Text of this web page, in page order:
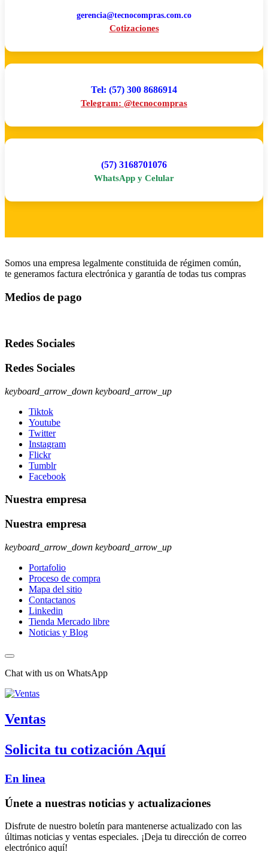
gerencia@tecnocompras.com.co
Cotizaciones
Tel: (57) 300 8686914
Telegram: @tecnocompras
(57) 3168701076
WhatsApp y Celular
Somos una empresa legalmente constituida de régimen común,
te generamos factura electrónica y garantía de todas tus compras
Medios de pago
Redes Sociales
Redes Sociales
keyboard_arrow_down keyboard_arrow_up
Tiktok
Youtube
Twitter
Instagram
Flickr
Tumblr
Facebook
Nuestra empresa
Nuestra empresa
keyboard_arrow_down keyboard_arrow_up
Portafolio
Proceso de compra
Mapa del sitio
Contactanos
Linkedin
Tienda Mercado libre
Noticias y Blog
Chat with us on WhatsApp
Ventas
Solicita tu cotización Aquí
En linea
Únete a nuestras noticias y actualizaciones
Disfrute de nuestro boletín para mantenerse actualizado con las
últimas noticias y ventas especiales. ¡Deja tu dirección de correo
electrónico aquí!